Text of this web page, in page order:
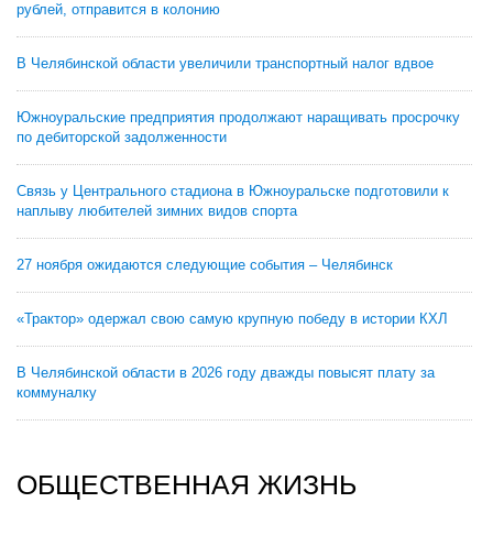
рублей, отправится в колонию
В Челябинской области увеличили транспортный налог вдвое
Южноуральские предприятия продолжают наращивать просрочку
по дебиторской задолженности
Связь у Центрального стадиона в Южноуральске подготовили к
наплыву любителей зимних видов спорта
27 ноября ожидаются следующие события – Челябинск
«Трактор» одержал свою самую крупную победу в истории КХЛ
В Челябинской области в 2026 году дважды повысят плату за
коммуналку
ОБЩЕСТВЕННАЯ ЖИЗНЬ